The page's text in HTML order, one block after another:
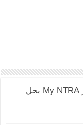
عودة خدمة أرقامي عبر My NTRA بحل